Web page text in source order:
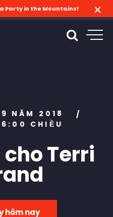
Party in the Mountains!
NĂM 2018
/
CHIỀU
Terri
hôm nay